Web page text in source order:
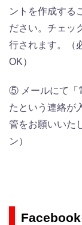
ントを作成する
ださい。チェッ
行されます。（
OK）
⑤ メールにて「
たという連絡が
管をお願いいた
ン）